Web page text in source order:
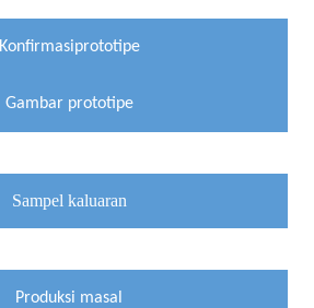
Konfirmasiprototipe
Gambar prototipe
Sampel kaluaran
Produksi masal